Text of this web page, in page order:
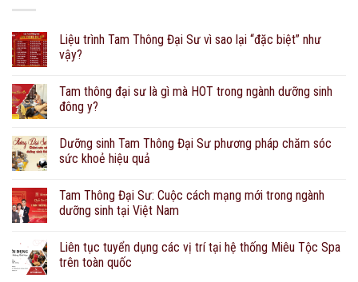
Liệu trình Tam Thông Đại Sư vì sao lại “đặc biệt” như
vậy?
Tam thông đại sư là gì mà HOT trong ngành dưỡng sinh
đông y?
Dưỡng sinh Tam Thông Đại Sư phương pháp chăm sóc
sức khoẻ hiệu quả
Tam Thông Đại Sư: Cuộc cách mạng mới trong ngành
dưỡng sinh tại Việt Nam
Liên tục tuyển dụng các vị trí tại hệ thống Miêu Tộc Spa
trên toàn quốc